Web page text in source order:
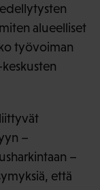
alueelliset
työvoiman
–
–
että